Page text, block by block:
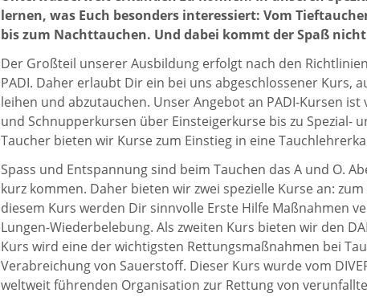
lernen, was Euch besonders interessiert: Vom
bis zum Nachttauchen. Und dabei kommt der Spaß
Der Großteil unserer Ausbildung erfolgt nach den
PADI. Daher erlaubt Dir ein bei uns abgeschlossener Kurs,
leihen und abzutauchen. Unser Angebot an PADI-Kursen
und Schnupperkursen über Einsteigerkurse bis zu Spezial-
Taucher bieten wir Kurse zum Einstieg in eine
Spass und Entspannung sind beim Tauchen das A und O.
kurz kommen. Daher bieten wir zwei spezielle Kurse an:
diesem Kurs werden Dir sinnvolle Erste Hilfe Maßnahmen
Lungen-Wiederbelebung. Als zweiten Kurs bieten wir den
Kurs wird eine der wichtigsten Rettungsmaßnahmen bei
Verabreichung von Sauerstoff. Dieser Kurs wurde vom
weltweit führenden Organisation zur Rettung von